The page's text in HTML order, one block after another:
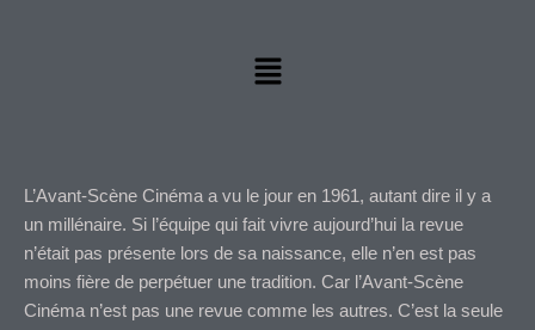
Menu
L’Avant-Scène Cinéma a vu le jour en 1961, autant dire il y a
un millénaire. Si l’équipe qui fait vivre aujourd’hui la revue
n’était pas présente lors de sa naissance, elle n’en est pas
moins fière de perpétuer une tradition. Car l’Avant-Scène
Cinéma n’est pas une revue comme les autres. C’est la seule